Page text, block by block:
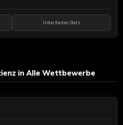
Unter Karten Stats
in Alle Wettbewerbe